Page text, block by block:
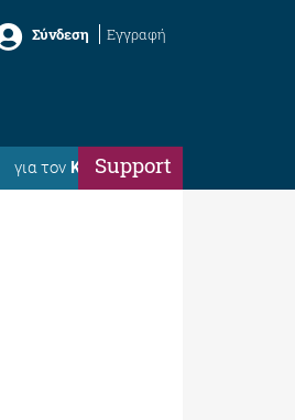
Σύνδεση Εγγραφή
για τον ΚώσταSupport